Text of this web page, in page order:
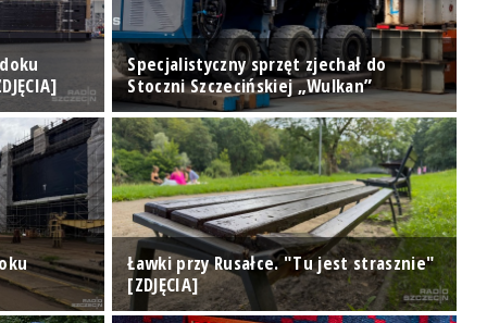
Specjalistyczny sprzęt zjechał do
Stoczni Szczecińskiej „Wulkan”
Ławki przy Rusałce. "Tu jest strasznie"
[ZDJĘCIA]